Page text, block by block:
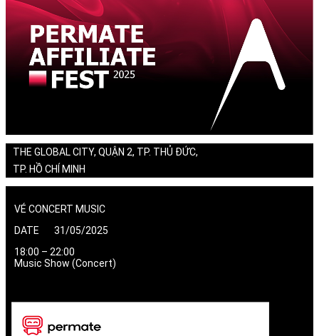
THE GLOBAL CITY, QUẬN 2, TP. THỦ ĐỨC,
TP. HỒ CHÍ MINH
VÉ CONCERT MUSIC
DATE 31/05/2025
18:00 – 22:00
Music Show (Concert)